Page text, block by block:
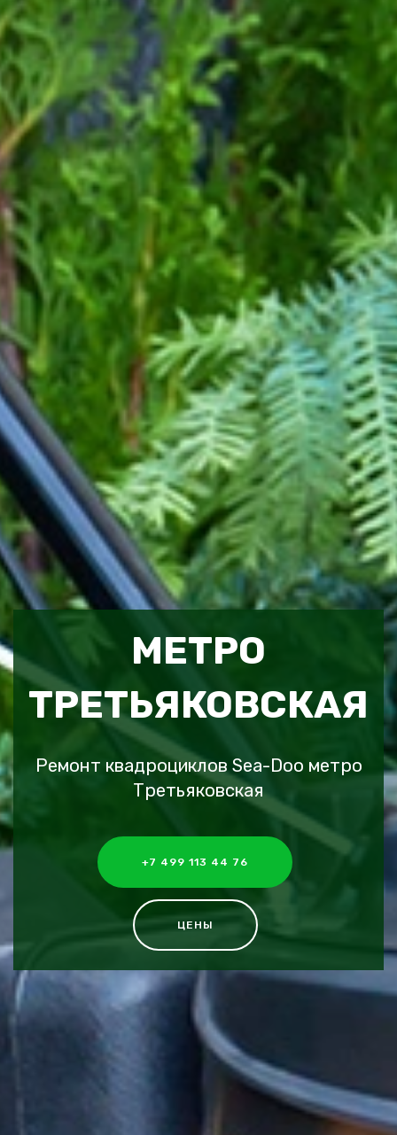
МЕТРО
ТРЕТЬЯКОВСКАЯ
Ремонт квадроциклов Sea-Doo метро
Третьяковская
+7 499 113 44 76
ЦЕНЫ